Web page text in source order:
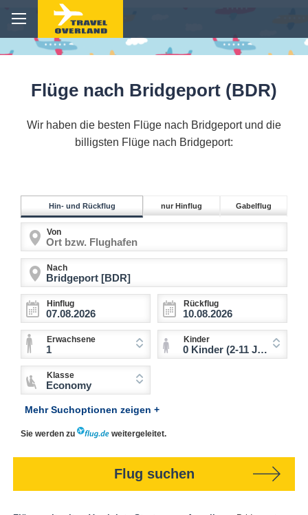
Flüge nach Bridgeport (BDR)
Wir haben die besten Flüge nach Bridgeport und die
billigsten Flüge nach Bridgeport:
Hin- und Rückflug nur Hinflug Gabelflug
Von
Nach
Hinflug Rückflug
Erwachsene
1
Kinder
0 Kinder (2-11 Jahre)
Klasse
Economy
Mehr Suchoptionen zeigen +
Sie werden zu weitergeleitet.
Flug suchen